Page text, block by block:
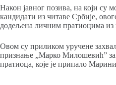
Након јавног позива, на који су
кандидати из читаве Србије,
додељена личним пратиоцима из
Овом су приликом уручене
признање „Марко Милошевић” за
пратиоца, које је припало